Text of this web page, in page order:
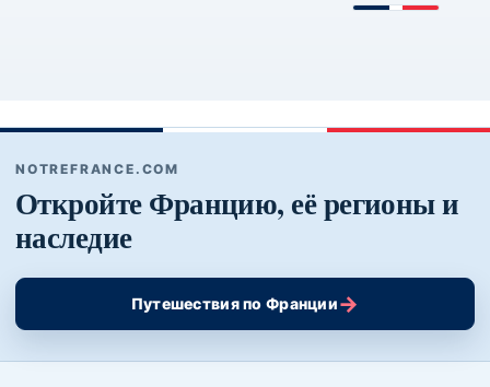
NOTREFRANCE.COM
Откройте Францию, её регионы и
наследие
Путешествия по Франции→